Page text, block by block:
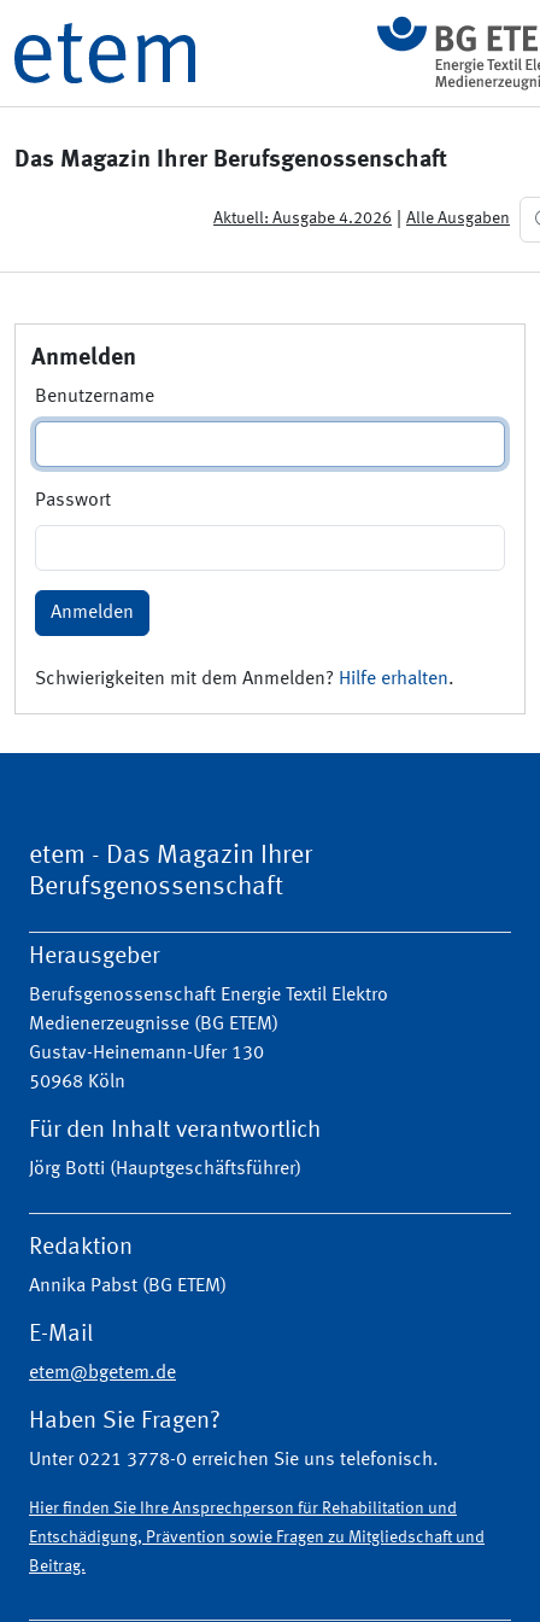
Das Magazin Ihrer Berufsgenossenschaft
Aktuell: Ausgabe 4.2026 Alle Ausgaben
Anmelden
Benutzername
Passwort
Anmelden
Schwierigkeiten mit dem Anmelden? Hilfe erhalten.
etem - Das Magazin Ihrer
Berufsgenossenschaft
Herausgeber
Berufsgenossenschaft Energie Textil Elektro
Medienerzeugnisse (BG ETEM)
Gustav-Heinemann-Ufer 130
50968 Köln
Für den Inhalt verantwortlich
Jörg Botti (Hauptgeschäftsführer)
Redaktion
Annika Pabst (BG ETEM)
E-Mail
etem@bgetem.de
Haben Sie Fragen?
Unter 0221 3778-0 erreichen Sie uns telefonisch.
Hier finden Sie Ihre Ansprechperson für Rehabilitation und
Entschädigung, Prävention sowie Fragen zu Mitgliedschaft und
Beitrag.